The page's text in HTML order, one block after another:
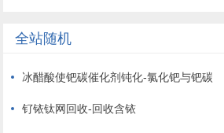
全站随机
冰醋酸使钯碳催化剂钝化-氯化钯与钯碳
钌铱钛网回收-回收含铱